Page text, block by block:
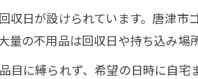
収日が設けられています。唐津
の不用品は回収日や持ち込み場
目に縛られず、希望の日時に自